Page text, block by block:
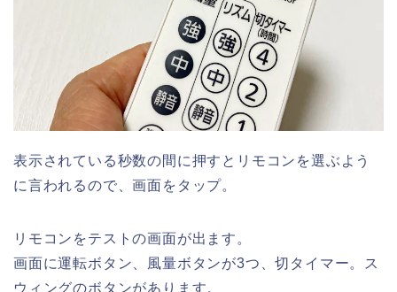
表示されている秒数の間に押すとリモコンを選ぶよう
に言われるので、画面をタップ。
リモコンをテストの画面が出ます。
画面に運転ボタン、風量ボタンが3つ、切タイマー。ス
ウィングのボタンがあります。